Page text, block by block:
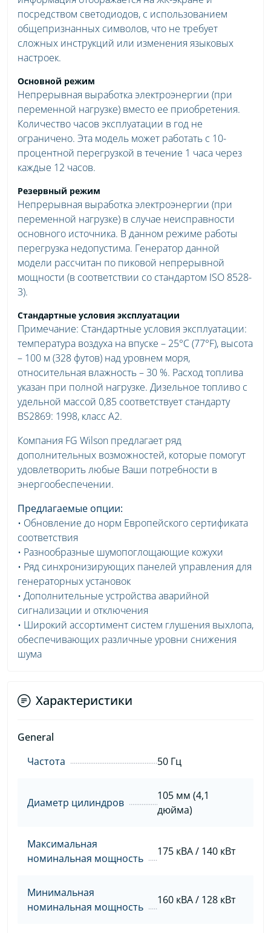
посредством светодиодов, с использованием
общепризнанных символов, что не требует
сложных инструкций или изменения языковых
настроек.
Основной режим
Непрерывная выработка электроэнергии (при
переменной нагрузке) вместо ее приобретения.
Количество часов эксплуатации в год не
ограничено. Эта модель может работать с 10-
процентной перегрузкой в течение 1 часа через
каждые 12 часов.
Резервный режим
Непрерывная выработка электроэнергии (при
переменной нагрузке) в случае неисправности
основного источника. В данном режиме работы
перегрузка недопустима. Генератор данной
модели рассчитан по пиковой непрерывной
мощности (в соответствии со стандартом ISO 8528-
3).
Стандартные условия эксплуатации
Примечание: Стандартные условия эксплуатации:
температура воздуха на впуске – 25°C (77°F), высота
– 100 м (328 футов) над уровнем моря,
относительная влажность – 30 %. Расход топлива
указан при полной нагрузке. Дизельное топливо с
удельной массой 0,85 соответствует стандарту
BS2869: 1998, класс A2.
Компания FG Wilson предлагает ряд
дополнительных возможностей, которые помогут
удовлетворить любые Ваши потребности в
энергообеспечении.
Предлагаемые опции:
• Обновление до норм Европейского сертификата
соответствия
• Разнообразные шумопоглощающие кожухи
• Ряд синхронизирующих панелей управления для
генераторных установок
• Дополнительные устройства аварийной
сигнализации и отключения
• Широкий ассортимент систем глушения выхлопа,
обеспечивающих различные уровни снижения
шума
Характеристики
General
Частота
50 Гц
Диаметр цилиндров
105 мм (4,1
дюйма)
Максимальная
номинальная мощность
175 кВА / 140 кВт
Минимальная
номинальная мощность
160 кВА / 128 кВт